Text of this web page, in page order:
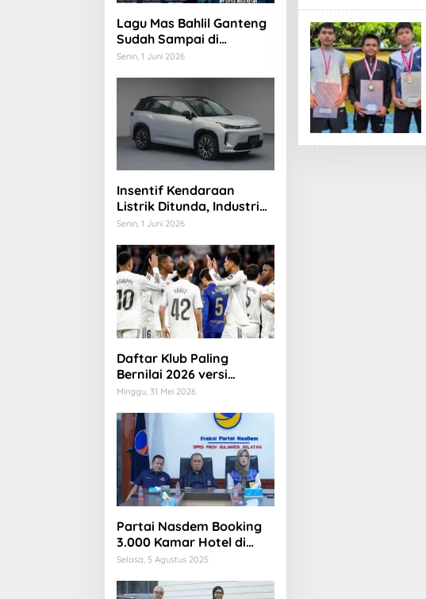
Lagu Mas Bahlil Ganteng
Sudah Sampai di
Halaman Rumah Jokowi
Senin, 1 Juni 2026
Insentif Kendaraan
Listrik Ditunda, Industri
Otomotif Mulai Khawatir
Senin, 1 Juni 2026
Daftar Klub Paling
Bernilai 2026 versi
Forbes: Real Madrid
Manchester United
Minggu, 31 Mei 2026
Partai Nasdem Booking
3.000 Kamar Hotel di
Makassar
Selasa, 5 Agustus 2025